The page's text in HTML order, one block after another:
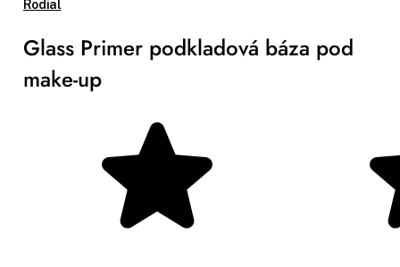
Rodial
Glass Primer podkladová báza pod
make-up